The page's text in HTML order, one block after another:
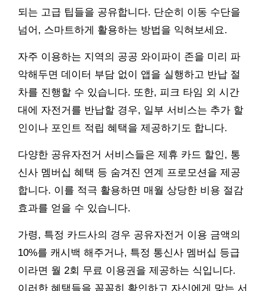
되는 고급 팁들을 공유합니다. 단순히 이동 수단을
넘어, 스마트하게 활용하는 방법을 익혀보세요.
자주 이용하는 지역의 공공 와이파이 존을 미리 파
악해두면 데이터 부담 없이 앱을 실행하고 반납 절
차를 진행할 수 있습니다. 또한, 피크 타임 외 시간
대에 자전거를 반납할 경우, 일부 서비스는 추가 할
인이나 포인트 적립 혜택을 제공하기도 합니다.
다양한 공유자전거 서비스들은 제휴 카드 할인, 통
신사 멤버십 혜택 등 숨겨진 연계 프로모션을 제공
합니다. 이를 적극 활용하면 매월 상당한 비용 절감
효과를 얻을 수 있습니다.
가령, 특정 카드사의 경우 공유자전거 이용 금액의
10%를 캐시백 해주거나, 특정 통신사 멤버십 등급
이라면 월 2회 무료 이용권을 제공하는 식입니다.
이러한 혜택들을 꼼꼼히 확인하고 자신에게 맞는 서